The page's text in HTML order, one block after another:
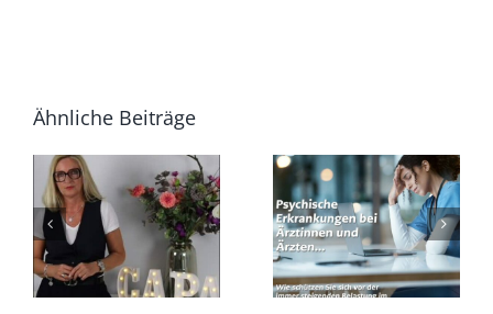
Ähnliche Beiträge
Psychische
Erkrankungen
bei
Ärztinnen
für
Ärztinnen